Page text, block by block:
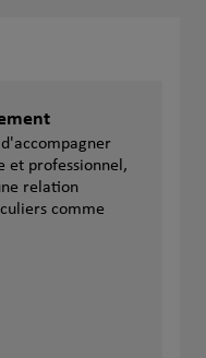
et professionnel,
relation
comme